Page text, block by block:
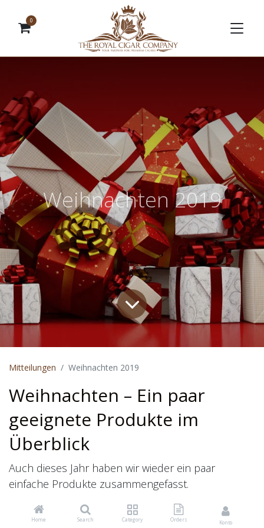
Home Search Category Orders Konto
0
Weihnachten 2019
Mitteilungen Weihnachten 2019
Weihnachten – Ein paar
geeignete Produkte im
Überblick
Auch dieses Jahr haben wir wieder ein paar
einfache Produkte zusammengefasst.
Praktische Grösse und praktischer Preis pro
Einheit.